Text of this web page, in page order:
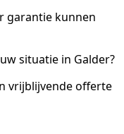
garantie kunnen
situatie in Galder?
vrijblijvende offerte